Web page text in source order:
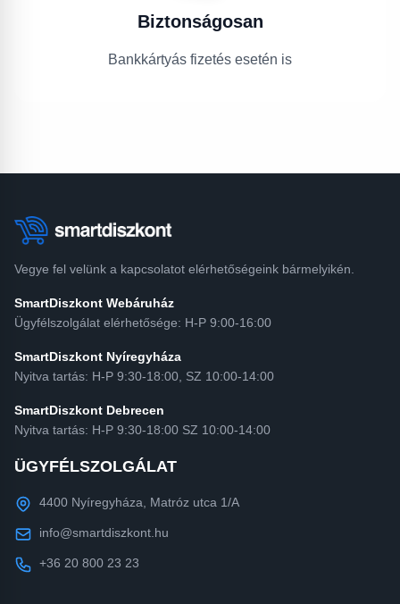
Biztonságosan
Bankkártyás fizetés esetén is
Vegye fel velünk a kapcsolatot elérhetőségeink bármelyikén.
SmartDiszkont Webáruház
Ügyfélszolgálat elérhetősége: H-P 9:00-16:00
SmartDiszkont Nyíregyháza
Nyitva tartás: H-P 9:30-18:00, SZ 10:00-14:00
SmartDiszkont Debrecen
Nyitva tartás: H-P 9:30-18:00 SZ 10:00-14:00
ÜGYFÉLSZOLGÁLAT
4400 Nyíregyháza, Matróz utca 1/A
info@smartdiszkont.hu
+36 20 800 23 23